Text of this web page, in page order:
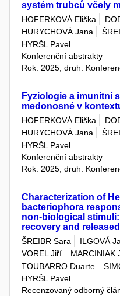
systém trubců včely
HOFERKOVÁ Eliška
HURYCHOVÁ Jana
HYRŠL Pavel
Konferenční abstrakty
Rok: 2025, druh:
Fyziologie a imunitní
medonosné v
HOFERKOVÁ Eliška
HURYCHOVÁ Jana
HYRŠL Pavel
Konferenční abstrakty
Rok: 2025, druh:
Characterization of
bacteriophora
non-biological
recovery and
ŠREIBR Sara ILGOVÁ
VOREL Jiří
MARCINIAK
TOUBARRO Duarte
HYRŠL Pavel
Recenzovaný odborný